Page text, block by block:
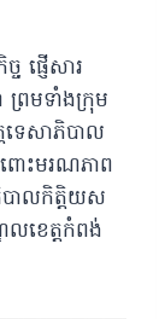
ផ្ញើសារ
រមទាំងក្រុម
ទេសាភិបាល
ពោះមរណភាព
បាលកិត្តិយស
លខេត្តកំពង់